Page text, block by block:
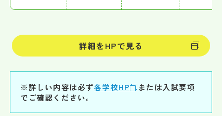
詳細をHPで見る
※詳しい内容は必ず各学校HP
または入試要項
でご確認ください。